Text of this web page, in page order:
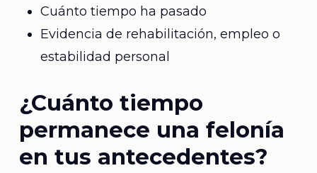
Cuánto tiempo ha pasado
Evidencia de rehabilitación, empleo o
estabilidad personal
¿Cuánto tiempo
permanece una felonía
en tus antecedentes?